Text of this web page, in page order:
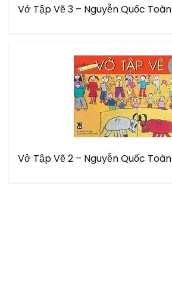
Vở Tập Vẽ 3 – Nguyễn Quốc Toàn
Vở Tập Vẽ 2 – Nguyễn Quốc Toàn